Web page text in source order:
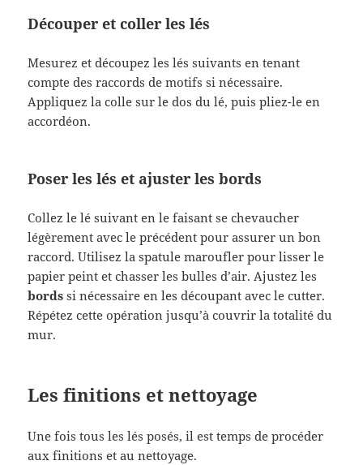
Découper et coller les lés
Mesurez et découpez les lés suivants en tenant
compte des raccords de motifs si nécessaire.
Appliquez la colle sur le dos du lé, puis pliez-le en
accordéon.
Poser les lés et ajuster les bords
Collez le lé suivant en le faisant se chevaucher
légèrement avec le précédent pour assurer un bon
raccord. Utilisez la spatule maroufler pour lisser le
papier peint et chasser les bulles d’air. Ajustez les
bords si nécessaire en les découpant avec le cutter.
Répétez cette opération jusqu’à couvrir la totalité du
mur.
Les finitions et nettoyage
Une fois tous les lés posés, il est temps de procéder
aux finitions et au nettoyage.